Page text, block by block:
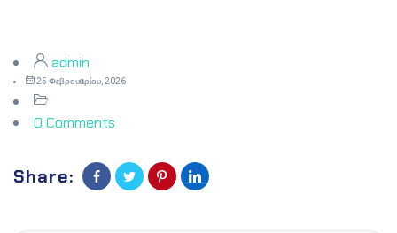
admin
25 Φεβρουαρίου, 2026
0 Comments
Share: